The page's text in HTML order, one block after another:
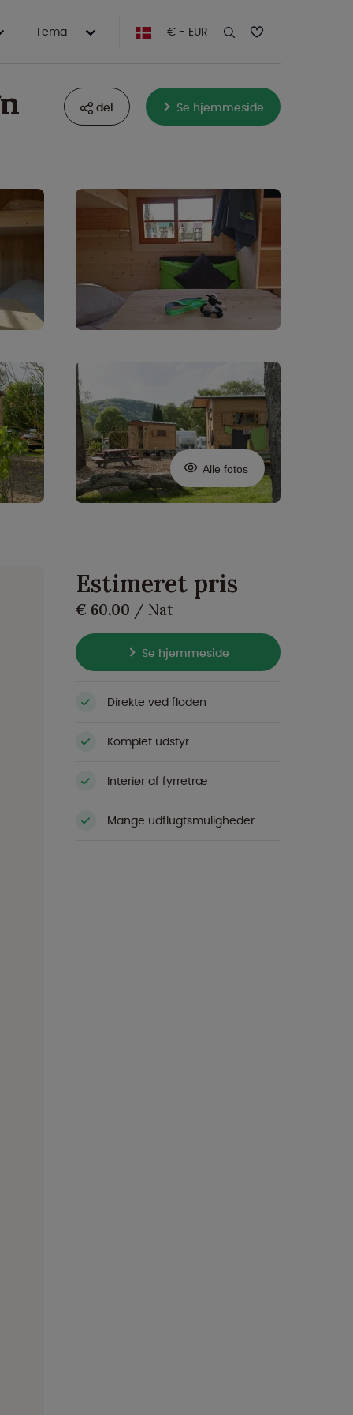
Tema € - EUR
del Se hjemmeside
Alle fotos
Estimeret pris
€ 60,00 / Nat
Se hjemmeside
Direkte ved floden
Komplet udstyr
Interiør af fyrretræ
Mange udflugtsmuligheder